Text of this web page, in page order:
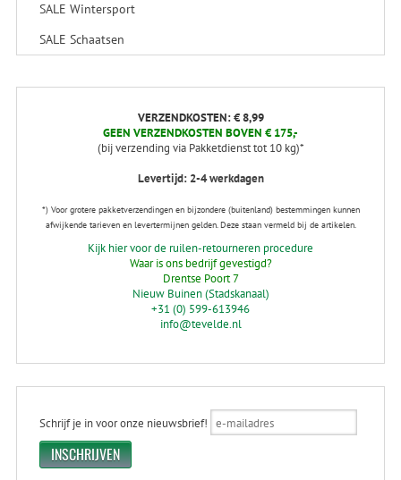
SALE Wintersport
SALE Schaatsen
VERZENDKOSTEN: € 8,99
GEEN VERZENDKOSTEN BOVEN € 175,-
(bij verzending via Pakketdienst tot 10 kg)*
Levertijd: 2-4 werkdagen
*) Voor grotere pakketverzendingen en bijzondere (buitenland) bestemmingen kunnen
afwijkende tarieven en levertermijnen gelden. Deze staan vermeld bij de artikelen.
Kijk hier voor de ruilen-retourneren procedure
Waar is ons bedrijf gevestigd?
Drentse Poort 7
Nieuw Buinen (Stadskanaal)
+31 (0) 599-613946
info@tevelde.nl
Schrijf je in voor onze nieuwsbrief!